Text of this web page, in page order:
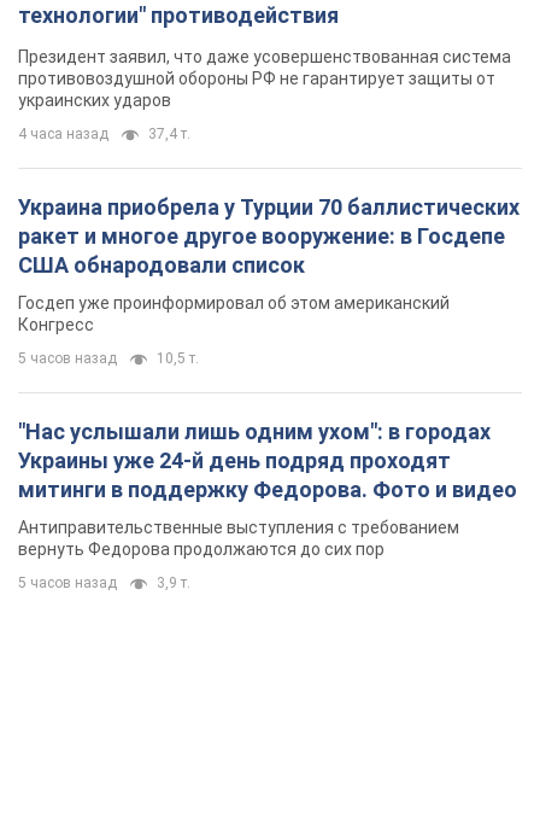
технологии" противодействия
Президент заявил, что даже усовершенствованная система
противовоздушной обороны РФ не гарантирует защиты от
украинских ударов
4 часа назад 37,4 т.
Украина приобрела у Турции 70 баллистических
ракет и многое другое вооружение: в Госдепе
США обнародовали список
Госдеп уже проинформировал об этом американский
Конгресс
5 часов назад 10,5 т.
"Нас услышали лишь одним ухом": в городах
Украины уже 24-й день подряд проходят
митинги в поддержку Федорова. Фото и видео
Антиправительственные выступления с требованием
вернуть Федорова продолжаются до сих пор
5 часов назад 3,9 т.